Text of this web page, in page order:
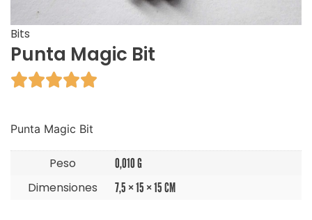
Bits
Punta Magic Bit

Punta Magic Bit
Peso 0,010 G
Dimensiones 7,5 × 15 × 15 CM